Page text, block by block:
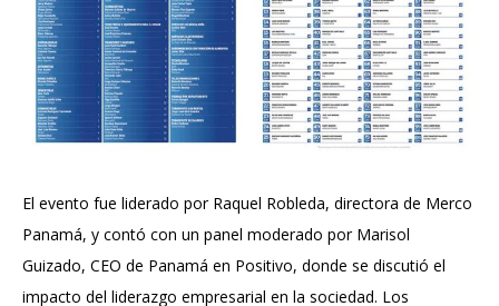
El evento fue liderado por Raquel Robleda, directora de Merco
Panamá, y contó con un panel moderado por Marisol
Guizado, CEO de Panamá en Positivo, donde se discutió el
impacto del liderazgo empresarial en la sociedad. Los